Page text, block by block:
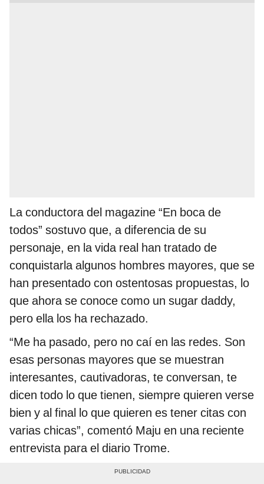
La conductora del magazine “En boca de
todos” sostuvo que, a diferencia de su
personaje, en la vida real han tratado de
conquistarla algunos hombres mayores, que se
han presentado con ostentosas propuestas, lo
que ahora se conoce como un sugar daddy,
pero ella los ha rechazado.
“Me ha pasado, pero no caí en las redes. Son
esas personas mayores que se muestran
interesantes, cautivadoras, te conversan, te
dicen todo lo que tienen, siempre quieren verse
bien y al final lo que quieren es tener citas con
varias chicas”, comentó Maju en una reciente
entrevista para el diario Trome.